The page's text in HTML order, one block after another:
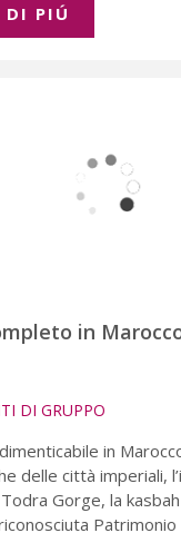
DI PIÚ
in
DI GRUPPO
in
delle città imperiali,
Gorge, la
Patrimonio